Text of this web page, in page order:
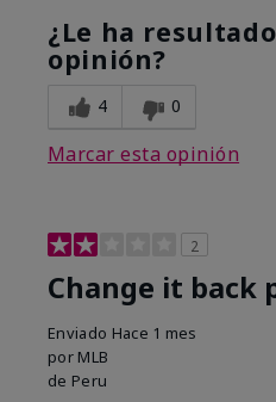
¿Le ha
opinión?
4 0
Marcar esta opinión
2
Change it back
Enviado Hace 1 mes
por MLB
de Peru